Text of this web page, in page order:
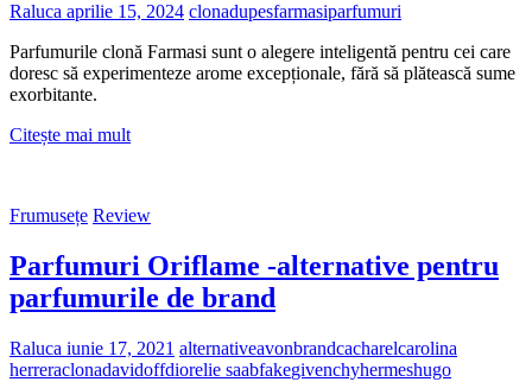
Raluca aprilie 15, 2024 clonadupesfarmasiparfumuri
Parfumurile clonă Farmasi sunt o alegere inteligentă pentru cei care
doresc să experimenteze arome excepționale, fără să plătească sume
exorbitante.
Citește mai multParfumuri
Frumusețe Review
Parfumuri Oriflame -alternative pentru
parfumurile de brand
Raluca iunie 17, 2021 alternativeavonbrandcacharelcarolina
herreraclonadavidoffdiorelie saabfakegivenchyhermeshugo